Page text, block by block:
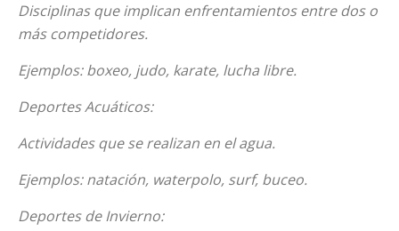
Disciplinas que implican enfrentamientos entre dos o
más competidores.
Ejemplos: boxeo, judo, karate, lucha libre.
Deportes Acuáticos:
Actividades que se realizan en el agua.
Ejemplos: natación, waterpolo, surf, buceo.
Deportes de Invierno: